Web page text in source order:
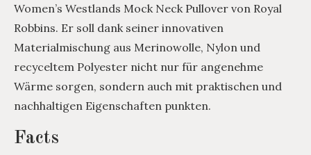
Women’s Westlands Mock Neck Pullover von Royal
Robbins. Er soll dank seiner innovativen
Materialmischung aus Merinowolle, Nylon und
recyceltem Polyester nicht nur für angenehme
Wärme sorgen, sondern auch mit praktischen und
nachhaltigen Eigenschaften punkten.
Facts